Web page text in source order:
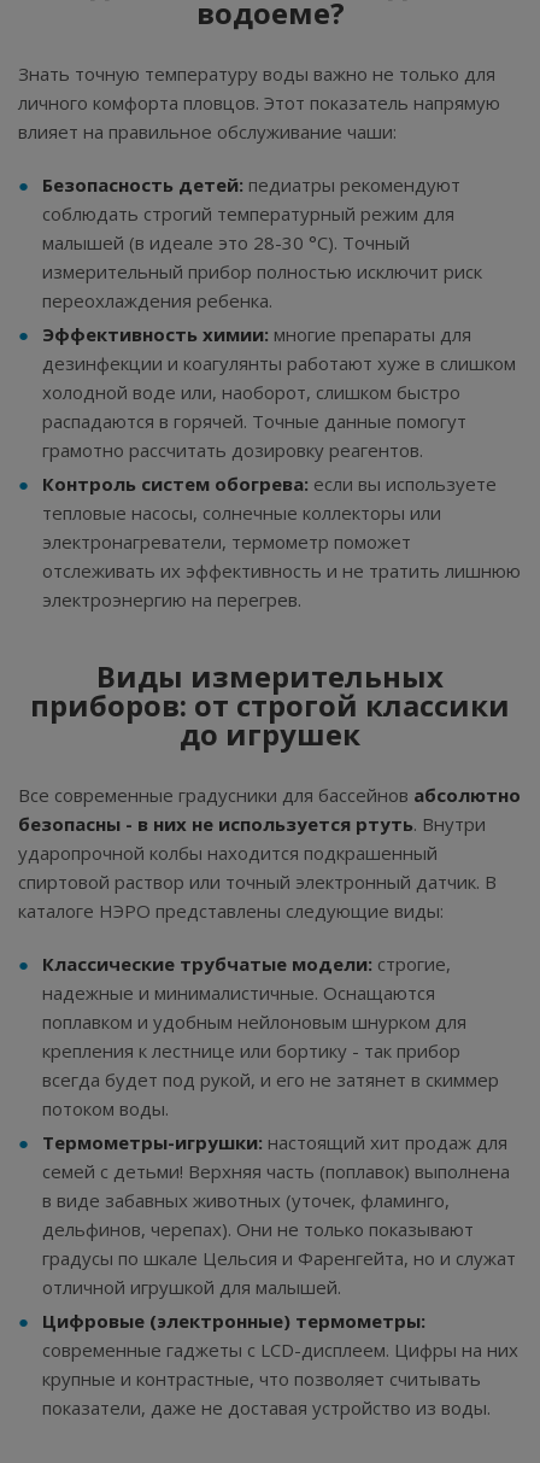
водоеме?
Знать точную температуру воды важно не только для
личного комфорта пловцов. Этот показатель напрямую
влияет на правильное обслуживание чаши:
Безопасность детей: педиатры рекомендуют
соблюдать строгий температурный режим для
малышей (в идеале это 28-30 °C). Точный
измерительный прибор полностью исключит риск
переохлаждения ребенка.
Эффективность химии: многие препараты для
дезинфекции и коагулянты работают хуже в слишком
холодной воде или, наоборот, слишком быстро
распадаются в горячей. Точные данные помогут
грамотно рассчитать дозировку реагентов.
Контроль систем обогрева: если вы используете
тепловые насосы, солнечные коллекторы или
электронагреватели, термометр поможет
отслеживать их эффективность и не тратить лишнюю
электроэнергию на перегрев.
Виды измерительных
приборов: от строгой классики
до игрушек
Все современные градусники для бассейнов абсолютно
безопасны - в них не используется ртуть. Внутри
ударопрочной колбы находится подкрашенный
спиртовой раствор или точный электронный датчик. В
каталоге НЭРО представлены следующие виды:
Классические трубчатые модели: строгие,
надежные и минималистичные. Оснащаются
поплавком и удобным нейлоновым шнурком для
крепления к лестнице или бортику - так прибор
всегда будет под рукой, и его не затянет в скиммер
потоком воды.
Термометры-игрушки: настоящий хит продаж для
семей с детьми! Верхняя часть (поплавок) выполнена
в виде забавных животных (уточек, фламинго,
дельфинов, черепах). Они не только показывают
градусы по шкале Цельсия и Фаренгейта, но и служат
отличной игрушкой для малышей.
Цифровые (электронные) термометры:
современные гаджеты с LCD-дисплеем. Цифры на них
крупные и контрастные, что позволяет считывать
показатели, даже не доставая устройство из воды.